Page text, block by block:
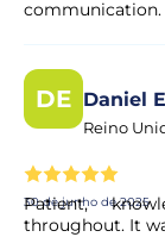
communication.
DE Daniel
Reino
30 de junho de 2025
Patient,
throughout. It